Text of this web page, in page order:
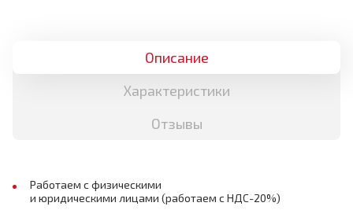
Описание
Характеристики
Отзывы
Работаем с физическими
и юридическими лицами (работаем с НДС-20%)